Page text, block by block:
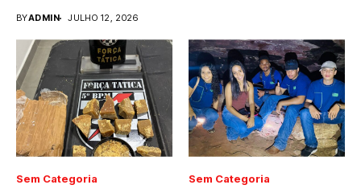
BYADMIN JULHO 12, 2026
Sem Categoria Sem Categoria